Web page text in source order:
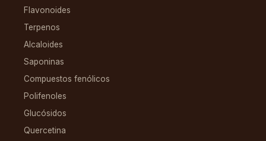
Flavonoides
Terpenos
Alcaloides
Saponinas
Compuestos fenólicos
Polifenoles
Glucósidos
Quercetina